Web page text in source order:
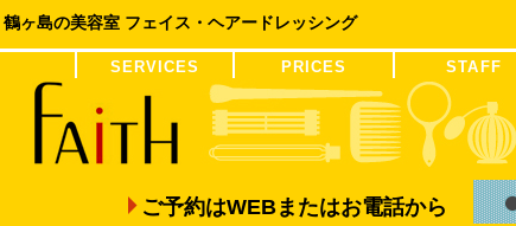
鶴ヶ島の美容室 フェイス・ヘアードレッシング
コンテンツへ移動SERVICES
COLOR
PERM
PRICES STAFF
ご予約はWEBまたはお電話から